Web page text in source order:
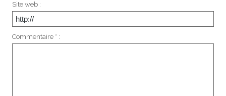
Site web :
Commentaire * :